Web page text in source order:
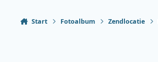
Start Fotoalbum Zendlocatie